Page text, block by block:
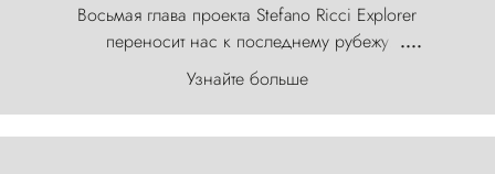
Восьмая глава проекта Stefano Ricci Explorer
переносит нас к последнему рубежу
первозданного мира, где ветер с
первобытной яростью ваяет ландшафт, а пики
Торрес-дель-Пайне, словно каменные стражи,
....
Узнайте больше